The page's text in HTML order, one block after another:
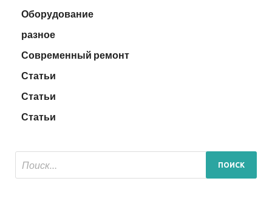
Оборудование
разное
Современный ремонт
Статьи
Статьи
Статьи